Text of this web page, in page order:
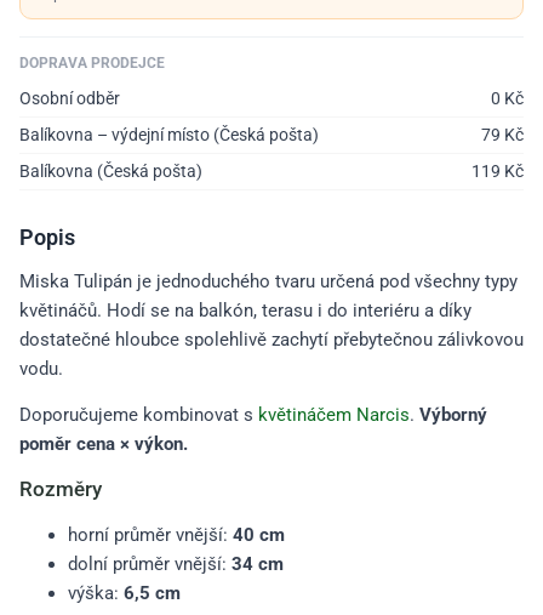
DOPRAVA PRODEJCE
Osobní odběr 0 Kč
Balíkovna – výdejní místo (Česká pošta)
79 Kč
Balíkovna (Česká pošta)
119 Kč
Popis
Miska Tulipán je jednoduchého tvaru určená pod všechny typy
květináčů. Hodí se na balkón, terasu i do interiéru a díky
dostatečné hloubce spolehlivě zachytí přebytečnou zálivkovou
vodu.
Doporučujeme kombinovat s květináčem Narcis. Výborný
poměr cena × výkon.
Rozměry
horní průměr vnější: 40 cm
dolní průměr vnější: 34 cm
výška: 6,5 cm